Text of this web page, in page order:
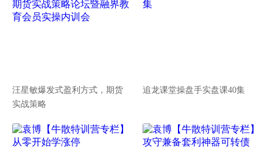
汪星敏爆发式盈利方式，期货
实战策略
追龙课堂操盘手实盘课40集